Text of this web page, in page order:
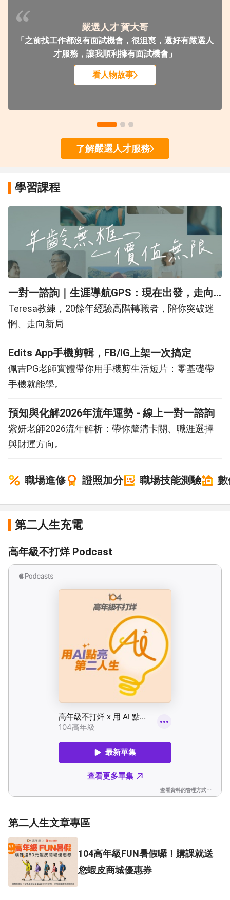
嚴選人才 賀大哥
「之前找工作都沒有面試機會，很沮喪，還好有嚴選人
才服務，讓我順利擁有面試機會」
看人物故事
了解嚴選人才服務
學習課程
一對一諮詢｜生涯導航GPS：現在出發，走向
夢想未來
Teresa教練，20餘年經驗高階轉職者，陪你突破迷
惘、走向新局
Edits App手機剪輯，FB/IG上架一次搞定
佩吉PG老師實體帶你用手機剪生活短片：零基礎帶
手機就能學。
預知與化解2026年流年運勢 - 線上一對一諮詢
紫妍老師2026流年解析：帶你釐清卡關、職涯選擇
與財運方向。
職場進修 證照加分 職場技能測驗
第二人生充電
高年級不打烊 Podcast
第二人生文章專區
104高年級FUN暑假囉！購課就送
您蝦皮商城優惠券